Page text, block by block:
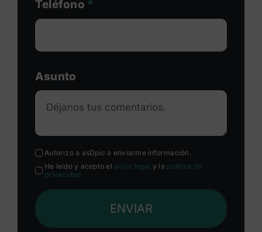
Teléfono *
Asunto
Autorizo a asDpic a enviarme información.
He leído y acepto el aviso legal y la política de
privacidad
ENVIAR